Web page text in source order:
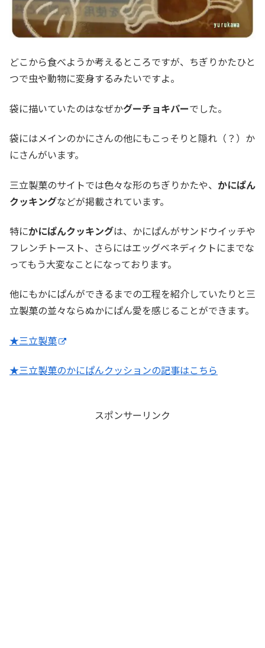
どこから食べようか考えるところですが、ちぎりかたひと
つで虫や動物に変身するみたいですよ。
袋に描いていたのはなぜかグーチョキパーでした。
袋にはメインのかにさんの他にもこっそりと隠れ（？）か
にさんがいます。
三立製菓のサイトでは色々な形のちぎりかたや、 かにぱん
クッキングなどが掲載されています。
特にかにぱんクッキングは、かにぱんがサンドウイッチや
フレンチトースト、さらにはエッグベネディクトにまでな
ってもう大変なことになっております。
他にもかにぱんができるまでの工程を紹介していたりと三
立製菓の並々ならぬかにぱん愛を感じることができます。
★三立製菓
★三立製菓のかにぱんクッションの記事はこちら
スポンサーリンク